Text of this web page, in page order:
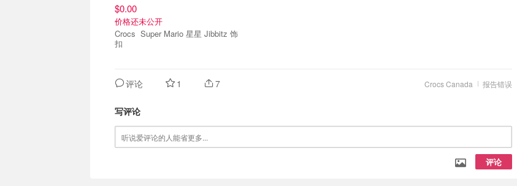
$0.00
价格还未公开
Crocs Super Mario 星星 Jibbitz 饰
扣
报告错误
Crocs Canada
评论 1 7
写评论
评论